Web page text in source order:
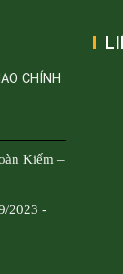
CHÍNH
Kiếm –
2023 -